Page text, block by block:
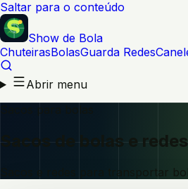
Saltar para o conteúdo
Show de Bola
ChuteirasBolasGuarda Redes
Abrir menu
Sacos para bolas
Sacos de bolas e
Sacos e redes para transportar